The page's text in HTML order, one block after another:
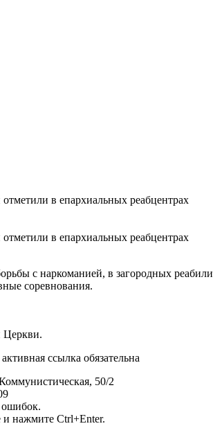
в епархиальных реабцентрах
в епархиальных реабцентрах
с наркоманией, в загородных
соревнования.
Церкви.
ссылка обязательна
50/2
ошибок.
и нажмите Ctrl+Enter.